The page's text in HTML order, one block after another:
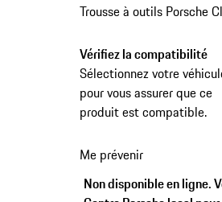
Trousse à outils Porsche
Vérifiez la compatibilité
Sélectionnez votre
pour vous assurer que ce
produit est compatible.
Me prévenir
Non disponible en ligne.